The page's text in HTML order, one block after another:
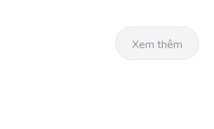
Xem thêm